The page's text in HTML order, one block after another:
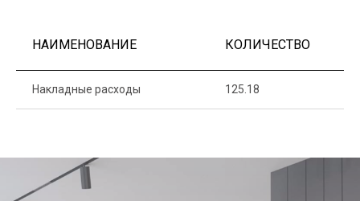
НАИМЕНОВАНИЕ КОЛИЧЕСТВО
Накладные расходы 125.18